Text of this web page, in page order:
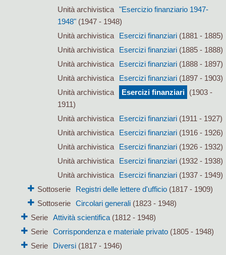
Unità archivistica
"Esercizio finanziario 1947-
1948" (1947 - 1948)
Unità archivistica
Esercizi finanziari (1881 - 1885)
Unità archivistica
Esercizi finanziari (1885 - 1888)
Unità archivistica
Esercizi finanziari (1888 - 1897)
Unità archivistica
Esercizi finanziari (1897 - 1903)
Unità archivistica
Esercizi finanziari (1903 -
1911)
Unità archivistica
Esercizi finanziari (1911 - 1927)
Unità archivistica
Esercizi finanziari (1916 - 1926)
Unità archivistica
Esercizi finanziari (1926 - 1932)
Unità archivistica
Esercizi finanziari (1932 - 1938)
Unità archivistica
Esercizi finanziari (1937 - 1949)
Sottoserie
Registri delle lettere d'ufficio (1817 - 1909)
Sottoserie
Circolari generali (1823 - 1948)
Serie Attività scientifica(1812 - 1948)
Serie Corrispondenza e materiale privato(1805 - 1948)
Serie
Diversi(1817 - 1946)